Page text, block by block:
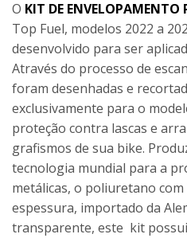
O KIT DE ENVELOPAMENTO
Top Fuel, modelos 2022 a
desenvolvido para ser
Através do processo de
foram desenhadas e
exclusivamente para o
proteção contra lascas e
grafismos de sua bike.
tecnologia mundial para a
metálicas, o poliuretano
espessura, importado da
transparente, este kit possui